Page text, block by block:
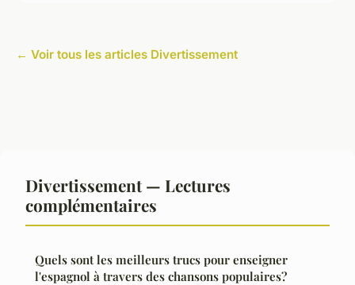
← Voir tous les articles Divertissement
Divertissement — Lectures
complémentaires
Quels sont les meilleurs trucs pour enseigner
l'espagnol à travers des chansons populaires?